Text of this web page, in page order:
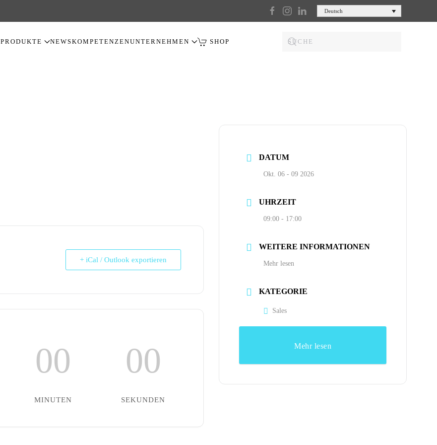
Deutsch
PRODUKTE NEWSKOMPETENZENUNTERNEHMEN SHOP
+ iCal / Outlook exportieren
00
MINUTEN
00
SEKUNDEN
DATUM
Okt. 06 - 09 2026
UHRZEIT
09:00 - 17:00
WEITERE INFORMATIONEN
Mehr lesen
KATEGORIE
Sales
Mehr lesen